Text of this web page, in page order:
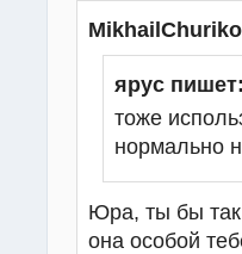
ярус
тоже
нормально
Юра, ты бы так
она особой